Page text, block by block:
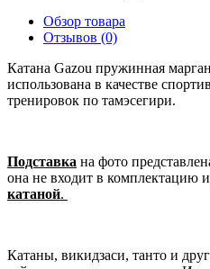
Обзор товара
Отзывов (0)
Катана Gazou пружинная
использована в качестве
тренировок по тамэсегири.
Подставка на фото
она не входит в комплектацию и
катаной.
Катаны, викидзаси, танто и